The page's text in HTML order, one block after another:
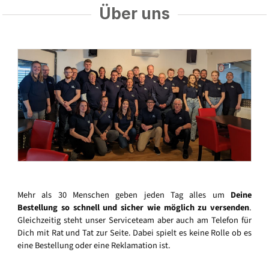
Über uns
Mehr als 30 Menschen geben jeden Tag alles um Deine
Bestellung so schnell und sicher wie möglich zu versenden.
Gleichzeitig steht unser Serviceteam aber auch am Telefon für
Dich mit Rat und Tat zur Seite. Dabei spielt es keine Rolle ob es
eine Bestellung oder eine Reklamation ist.